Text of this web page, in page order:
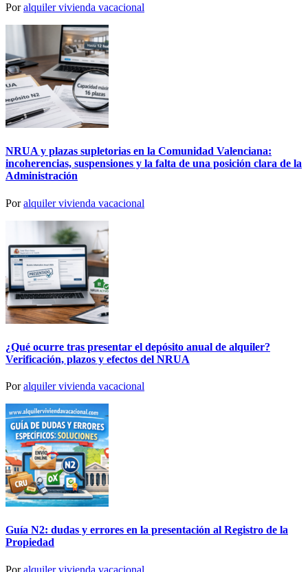
Poralquiler vivienda vacacional
NRUA y plazas supletorias en la Comunidad Valenciana:
incoherencias, suspensiones y la falta de una posición clara de la
Administración
Poralquiler vivienda vacacional
¿Qué ocurre tras presentar el depósito anual de alquiler?
Verificación, plazos y efectos del NRUA
Poralquiler vivienda vacacional
Guía N2: dudas y errores en la presentación al Registro de la
Propiedad
Poralquiler vivienda vacacional